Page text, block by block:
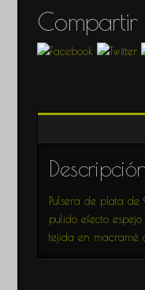
Compartir
Pulsera de plata
pulido efecto
tejida en macramé